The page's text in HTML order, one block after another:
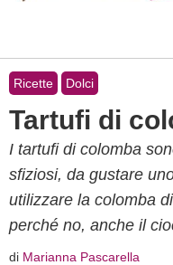
Ricette Dolci
Tartufi di
I tartufi di colomba
sfiziosi, da gustare
utilizzare la colomba
perché no, anche il
di Marianna Pascarella